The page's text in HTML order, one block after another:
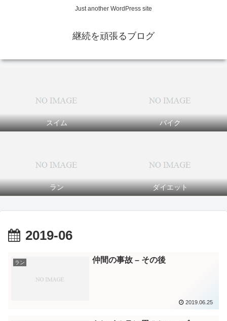
Just another WordPress site
継続を頑張るブログ
スイム バイク
ラン ダイエット
2019-06
ラン 仲間の事故 – その後
2019.06.25